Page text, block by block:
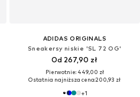
ADIDAS ORIGINALS
Sneakersy niskie 'SL 72 OG'
Od 267,90 zł
Pierwotnie: 449,00 zł
Ostatnia najniższa cena:200,93 zł
+1